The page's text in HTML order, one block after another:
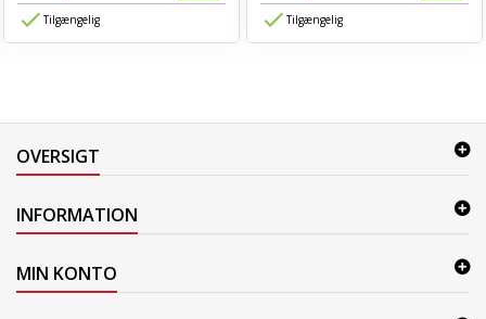
Tilgængelig Tilgængelig
OVERSIGT
INFORMATION
MIN KONTO